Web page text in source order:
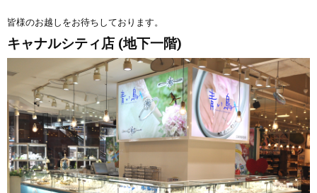
皆様のお越しをお待ちしております。
キャナルシティ店 (地下一階)